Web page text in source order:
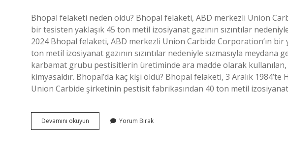
Bhopal felaketi neden oldu? Bhopal felaketi, ABD merkezli Union
bir tesisten yaklaşık 45 ton metil izosiyanat gazının sızıntılar
2024 Bhopal felaketi, ABD merkezli Union Carbide Corporation’ın
ton metil izosiyanat gazının sızıntılar nedeniyle sızmasıyla meydana
karbamat grubu pestisitlerin üretiminde ara madde olarak
kimyasaldır. Bhopal’da kaç kişi öldü? Bhopal felaketi, 3 Aralık 1984’te
Union Carbide şirketinin pestisit fabrikasından 40 ton metil
Devamını okuyun
Hindistanda
Yorum Bırak